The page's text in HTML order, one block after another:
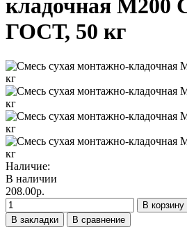
кладочная М200
ГОСТ, 50 кг
Наличие:
В наличии
208.00р.
В корзину
В закладки
В сравнение